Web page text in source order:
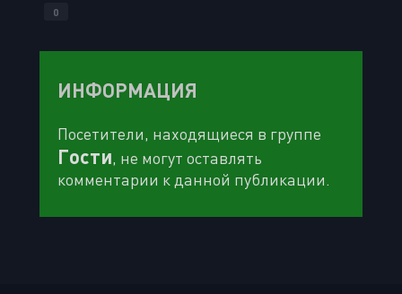
0
ИНФОРМАЦИЯ
Посетители, находящиеся в группе
Гости, не могут оставлять
комментарии к данной публикации.